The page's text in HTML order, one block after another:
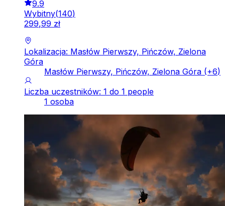
9.9
Wybitny(140)
299,99 zł
Lokalizacja: Masłów Pierwszy, Pińczów, Zielona
Góra
Masłów Pierwszy, Pińczów, Zielona Góra (+6)
Liczba uczestników: 1 do 1 people
1 osoba